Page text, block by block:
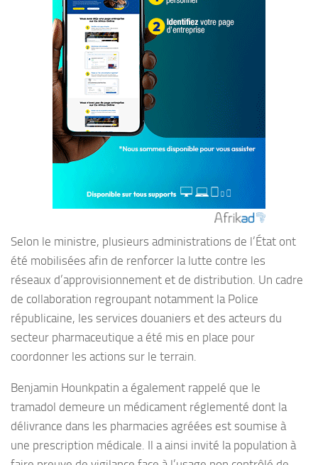
Selon le ministre, plusieurs administrations de l’État ont
été mobilisées afin de renforcer la lutte contre les
réseaux d’approvisionnement et de distribution. Un cadre
de collaboration regroupant notamment la Police
républicaine, les services douaniers et des acteurs du
secteur pharmaceutique a été mis en place pour
coordonner les actions sur le terrain.
Benjamin Hounkpatin a également rappelé que le
tramadol demeure un médicament réglementé dont la
délivrance dans les pharmacies agréées est soumise à
une prescription médicale. Il a ainsi invité la population à